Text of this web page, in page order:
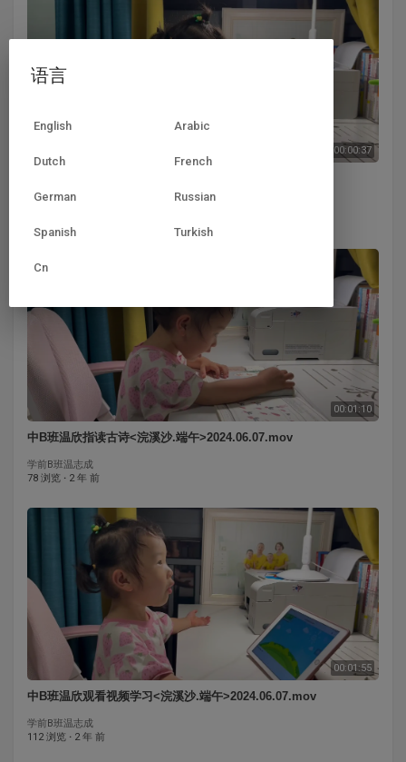
00:00:37
00:01:10
中B班温欣指读古诗<浣溪沙.端午>2024.06.07.mov
学前B班温志成
78 浏览 · 2 年 前
00:01:55
中B班温欣观看视频学习<浣溪沙.端午>2024.06.07.mov
学前B班温志成
112 浏览 · 2 年 前
语言
English Arabic
Dutch French
German Russian
Spanish Turkish
Cn